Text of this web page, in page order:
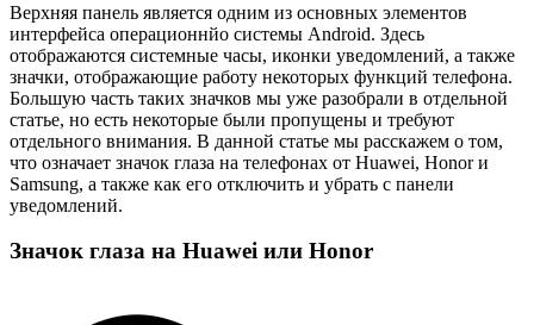
Верхняя панель является одним из основных элементов
интерфейса операционнйо системы Android. Здесь
отображаются системные часы, иконки уведомлений, а также
значки, отображающие работу некоторых функций телефона.
Большую часть таких значков мы уже разобрали в отдельной
статье, но есть некоторые были пропущены и требуют
отдельного внимания. В данной статье мы расскажем о том,
что означает значок глаза на телефонах от Huawei, Honor и
Samsung, а также как его отключить и убрать с панели
уведомлений.
Значок глаза на Huawei или Honor